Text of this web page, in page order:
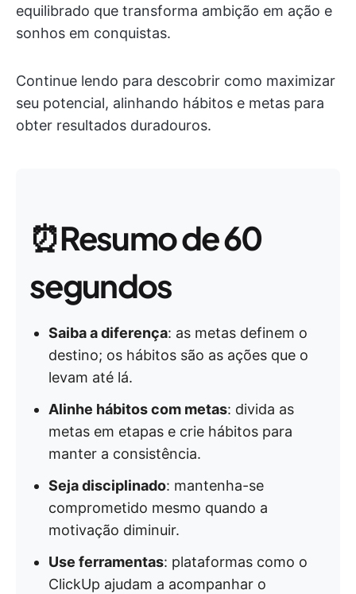
equilibrado que transforma ambição em ação e
sonhos em conquistas.
Continue lendo para descobrir como maximizar
seu potencial, alinhando hábitos e metas para
obter resultados duradouros.
⏰Resumo de 60
segundos
Saiba a diferença: as metas definem o
destino; os hábitos são as ações que o
levam até lá.
Alinhe hábitos com metas: divida as
metas em etapas e crie hábitos para
manter a consistência.
Seja disciplinado: mantenha-se
comprometido mesmo quando a
motivação diminuir.
Use ferramentas: plataformas como o
ClickUp ajudam a acompanhar o